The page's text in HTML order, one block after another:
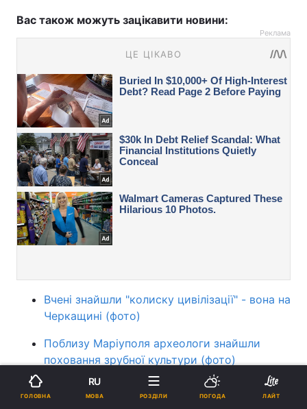
Вас також можуть зацікавити новини:
Реклама
Вчені знайшли "колиску цивілізації" - вона на
Черкащині (фото)
Поблизу Маріуполя археологи знайшли
поховання зрубної культури (фото)
Археологи виявили в Єгипті стародавнє
"затонуле місто" (фото)
ГОЛОВНА
RU
МОВА РОЗДІЛИ ПОГОДА ЛАЙТ